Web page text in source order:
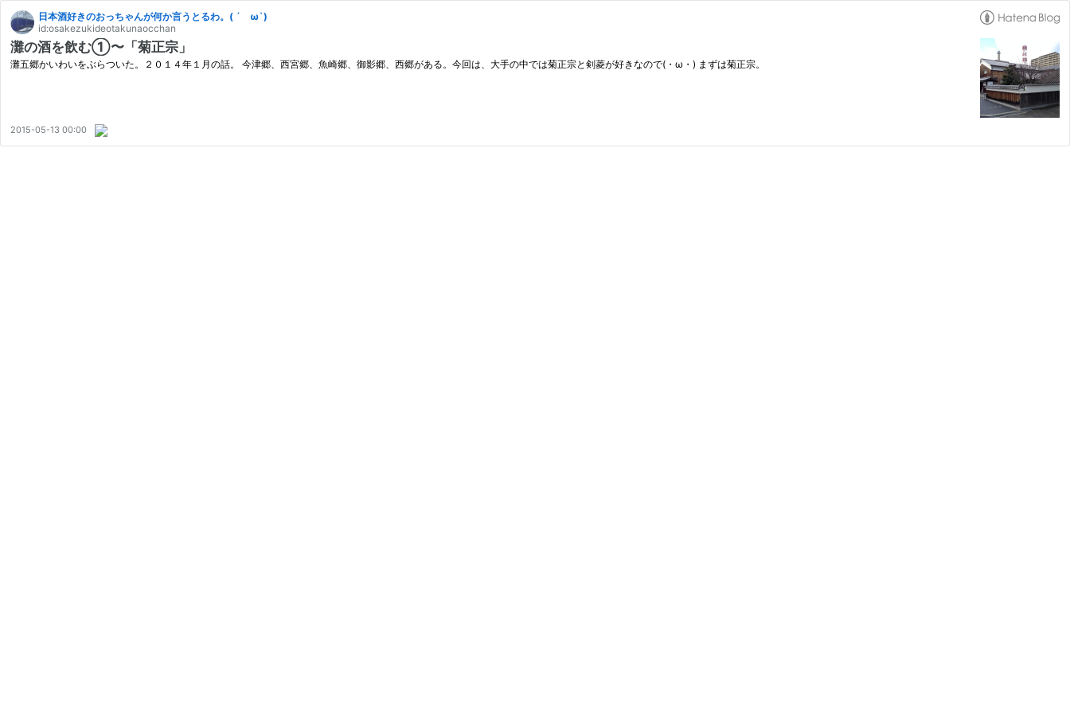
日本酒好きのおっちゃんが何か言うとるわ。( ´ ω`)
id:osakezukideotakunaocchan
灘の酒を飲む①〜「菊正宗」
灘五郷かいわいをぶらついた。２０１４年１月の話。 今津郷、西宮郷、魚崎郷、御影郷、西郷がある。今回は、大手の中では菊正宗と剣菱が好きなので(・ω・) まずは菊正宗。
2015-05-13 00:00